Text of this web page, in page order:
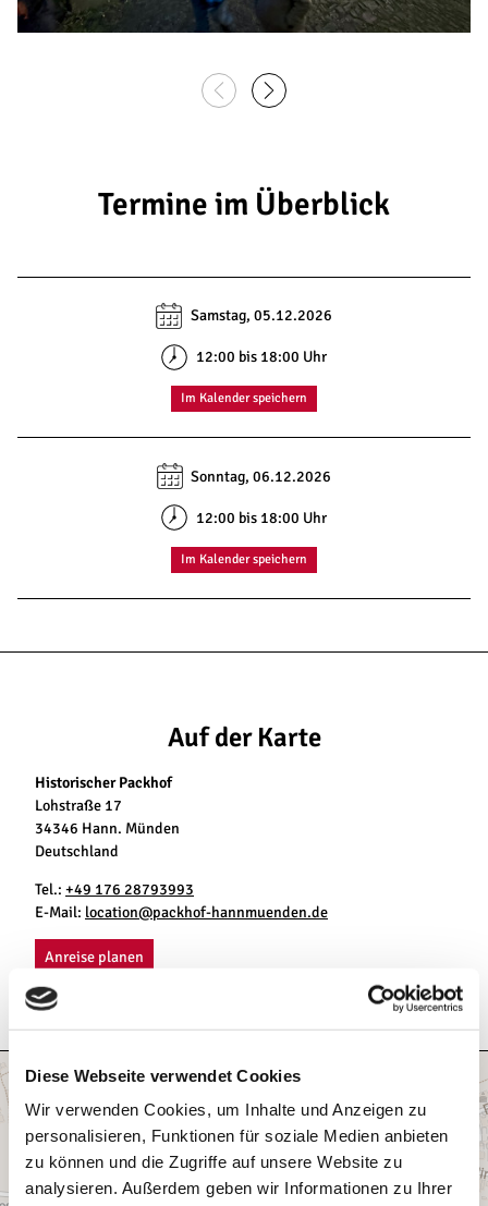
Diese Webseite verwendet Cookies
Wir verwenden Cookies, um Inhalte und Anzeigen zu
personalisieren, Funktionen für soziale Medien anbieten
zu können und die Zugriffe auf unsere Website zu
analysieren. Außerdem geben wir Informationen zu Ihrer
Termine im Überblick
Samstag, 05.12.2026
12:00 bis 18:00 Uhr
Im Kalender speichern
Sonntag, 06.12.2026
12:00 bis 18:00 Uhr
Im Kalender speichern
Auf der Karte
Historischer Packhof
Lohstraße 17
34346 Hann. Münden
Deutschland
Tel.: +49 176 28793993
E-Mail: location@packhof-hannmuenden.de
Anreise planen